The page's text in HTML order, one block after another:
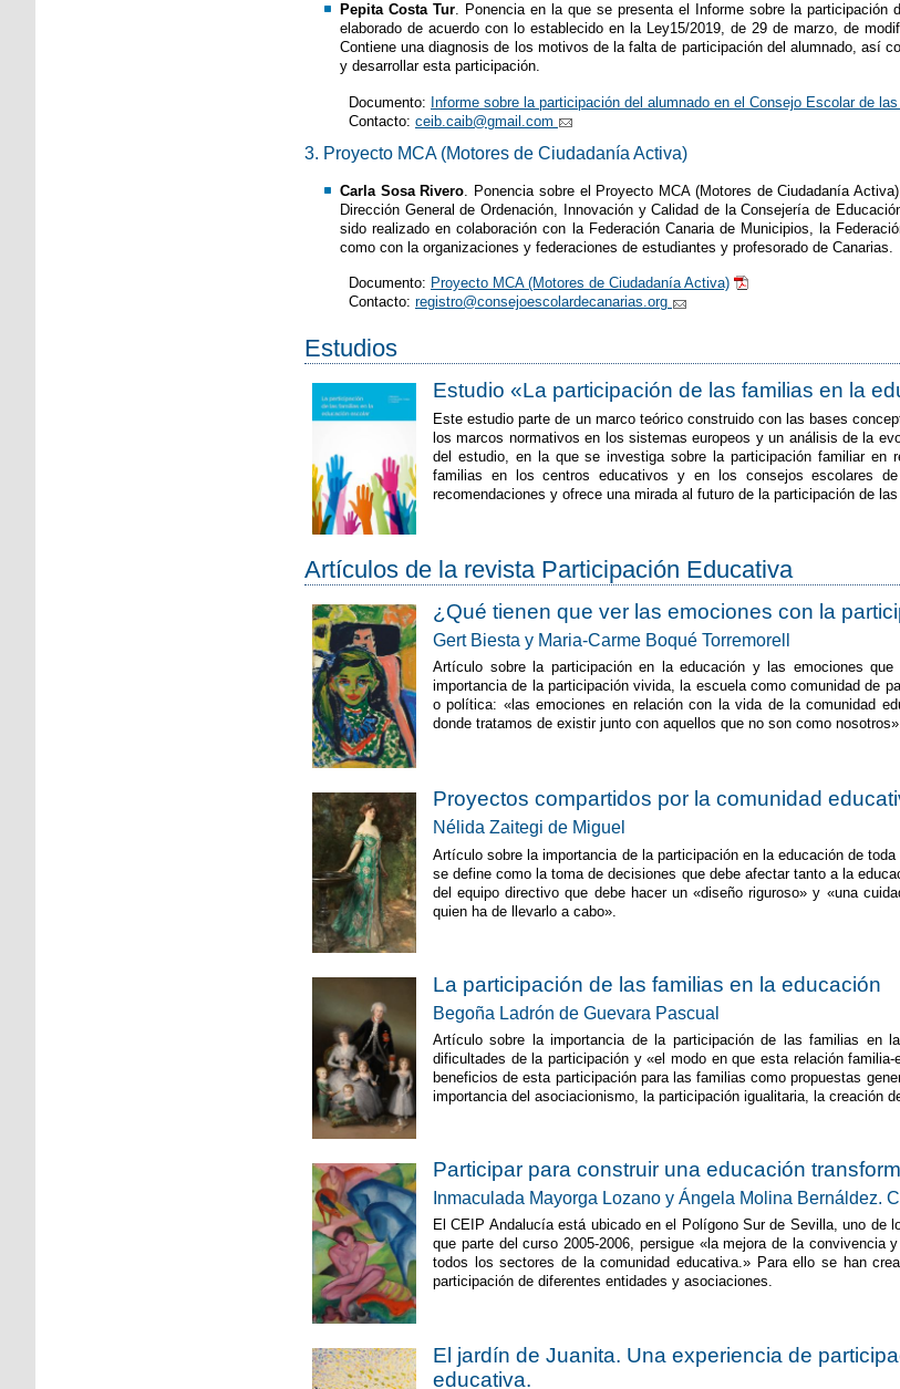
Pepita Costa Tur. Ponencia en la que se presenta el Informe sobre la
elaborado de acuerdo con lo establecido en la Ley15/2019, de 29 de marzo, de
Contiene una diagnosis de los motivos de la falta de participación del alumnado, así
y desarrollar esta participación.
Documento: Informe sobre la participación del alumnado en el Consejo Escolar de
Contacto: ceib.caib@gmail.com
3. Proyecto MCA (Motores de Ciudadanía Activa)
Carla Sosa Rivero . Ponencia sobre el Proyecto MCA (Motores de Ciudadanía
Dirección General de Ordenación, Innovación y Calidad de la Consejería de
sido realizado en colaboración con la Federación Canaria de Municipios, la
como con la organizaciones y federaciones de estudiantes y profesorado de Canarias.
Documento: Proyecto MCA (Motores de Ciudadanía Activa)
Contacto: registro@consejoescolardecanarias.org
Estudios
Estudio «La participación de las familias en la
Este estudio parte de un marco teórico construido con las bases
los marcos normativos en los sistemas europeos y un análisis de la
del estudio, en la que se investiga sobre la participación familiar en
familias en los centros educativos y en los consejos escolares
recomendaciones y ofrece una mirada al futuro de la participación de
Artículos de la revista Participación Educativa
¿Qué tienen que ver las emociones con la
Gert Biesta y Maria-Carme Boqué Torremorell
Artículo sobre la participación en la educación y las emociones
importancia de la participación vivida, la escuela como comunidad de
o política: «las emociones en relación con la vida de la comunidad
donde tratamos de existir junto con aquellos que no son como
Proyectos compartidos por la comunidad
Nélida Zaitegi de Miguel
Artículo sobre la importancia de la participación en la educación de
se define como la toma de decisiones que debe afectar tanto a la
del equipo directivo que debe hacer un «diseño riguroso» y «una
quien ha de llevarlo a cabo».
La participación de las familias en la educación
Begoña Ladrón de Guevara Pascual
Artículo sobre la importancia de la participación de las familias en
dificultades de la participación y «el modo en que esta relación
beneficios de esta participación para las familias como propuestas
importancia del asociacionismo, la participación igualitaria, la creación
Participar para construir una educación
Inmaculada Mayorga Lozano y Ángela Molina Bernáldez.
El CEIP Andalucía está ubicado en el Polígono Sur de Sevilla, uno de
que parte del curso 2005-2006, persigue «la mejora de la
todos los sectores de la comunidad educativa.» Para ello se han
participación de diferentes entidades y asociaciones.
El jardín de Juanita. Una experiencia de
educativa.